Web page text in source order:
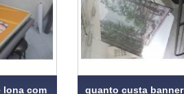
lona com
quanto custa banner